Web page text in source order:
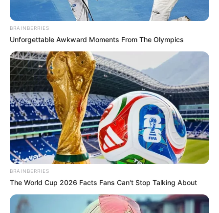
Luna Maya
BRAINBERRIES
Unforgettable Awkward Moments From The Olympics
BRAINBERRIES
The World Cup 2026 Facts Fans Can't Stop Talking About